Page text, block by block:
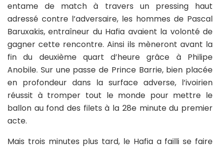
entame de match à travers un pressing haut
adressé contre l’adversaire, les hommes de Pascal
Baruxakis, entraîneur du Hafia avaient la volonté de
gagner cette rencontre. Ainsi ils mèneront avant la
fin du deuxième quart d’heure grâce à Philipe
Anobile. Sur une passe de Prince Barrie, bien placée
en profondeur dans la surface adverse, l’ivoirien
réussit à tromper tout le monde pour mettre le
ballon au fond des filets à la 28e minute du premier
acte.
Mais trois minutes plus tard, le Hafia a failli se faire